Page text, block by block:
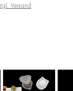
Versand